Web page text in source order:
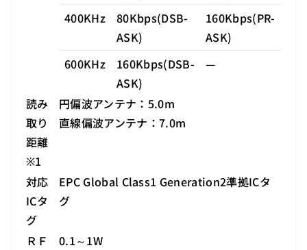
400KHz
80Kbps(DSB-
ASK)
160Kbps(PR-
ASK)
600KHz
160Kbps(DSB-
ASK)
—
読み
取り
距離
※1
円偏波アンテナ：5.0m
直線偏波アンテナ：7.0m
対応
ICタ
グ
EPC Global Class1 Generation2準拠ICタ
グ
ＲＦ
0.1～1W